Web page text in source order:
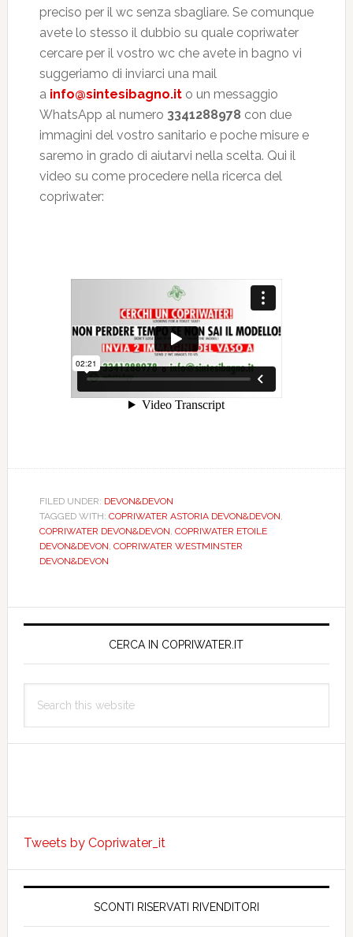
preciso per il wc senza sbagliare. Se comunque
avete lo stesso il dubbio su quale copriwater
cercare per il vostro wc che avete in bagno vi
suggeriamo di inviarci una mail
a info@sintesibagno.ito un messaggio
WhatsApp al numero 3341288978 con due
immagini del vostro sanitario e poche misure e
saremo in grado di aiutarvi nella scelta. Qui il
video su come procedere nella ricerca del
copriwater:
FILED UNDER: DEVON&DEVON
TAGGED WITH: COPRIWATER ASTORIA DEVON&DEVON,
COPRIWATER DEVON&DEVON, COPRIWATER ETOILE
DEVON&DEVON, COPRIWATER WESTMINSTER
DEVON&DEVON
Primary
CERCA IN COPRIWATER.IT
this
Tweets by Copriwater_it
SCONTI RISERVATI RIVENDITORI